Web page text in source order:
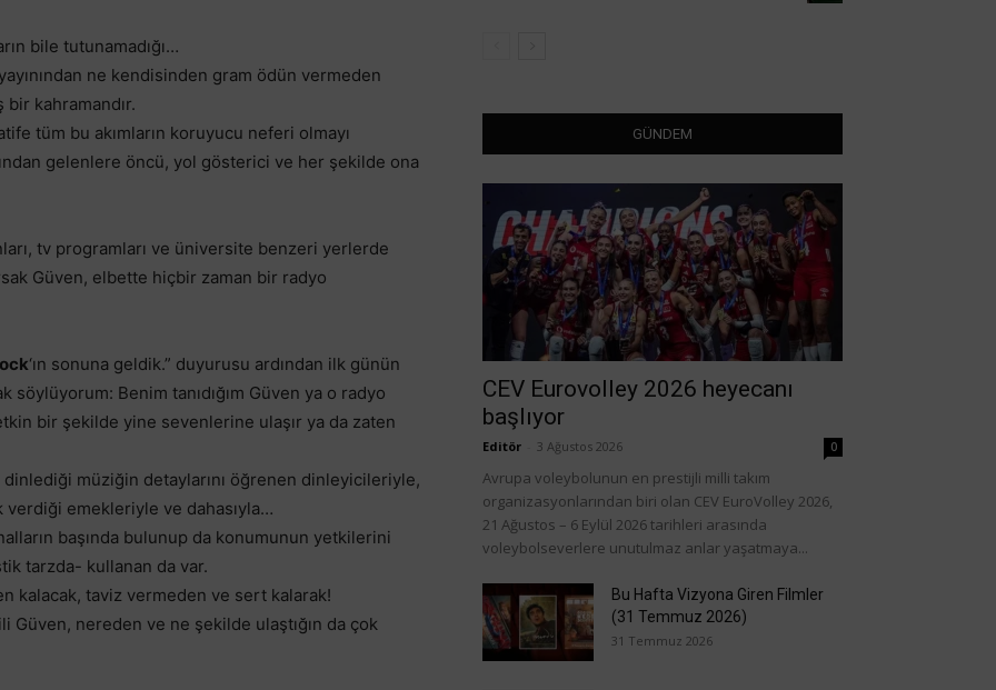
bile tutunamadığı…
ne kendisinden gram ödün vermeden
bir kahramandır.
tüm bu akımların koruyucu neferi olmayı
gelenlere öncü, yol gösterici ve her şekilde ona
tv programları ve üniversite benzeri yerlerde
Güven, elbette hiçbir zaman bir radyo
‘ın sonuna geldik.” duyurusu ardından ilk günün
Benim tanıdığım Güven ya o radyo
bir şekilde yine sevenlerine ulaşır ya da zaten
müziğin detaylarını öğrenen dinleyicileriyle,
verdiği emekleriyle ve dahasıyla…
başında bulunup da konumunun yetkilerini
tarzda- kullanan da var.
kalacak, taviz vermeden ve sert kalarak!
nereden ve ne şekilde ulaştığın da çok
GÜNDEM
CEV Eurovolley 2026 heyecanı
başlıyor
Editör 3 Ağustos 2026 0
Avrupa voleybolunun en prestijli milli takım
organizasyonlarından biri olan CEV EuroVolley 2026,
21 Ağustos – 6 Eylül 2026 tarihleri arasında
voleybolseverlere unutulmaz anlar yaşatmaya...
Bu Hafta Vizyona Giren Filmler
(31 Temmuz 2026)
31 Temmuz 2026